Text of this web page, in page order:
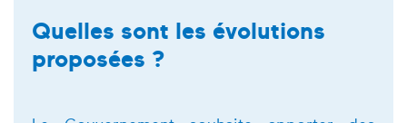
Quelles sont les évolutions
proposées ?